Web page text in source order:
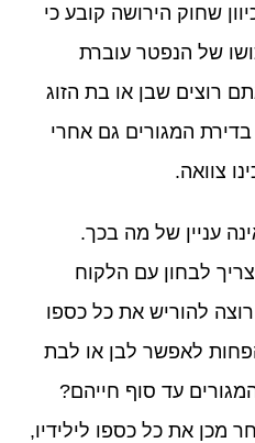
שחוק הירושה קובע כי
של הנפטר עוברת
רוצים שבן או בת הזוג
המגורים גם אחרי
צוואה.
עניין של מה בכך.
צריך לבחון עם הלקוח
להוריש את כל כספו
לאפשר לבן או לבת
עד סוף חייהם?
מכן את כל כספו לילידיו,